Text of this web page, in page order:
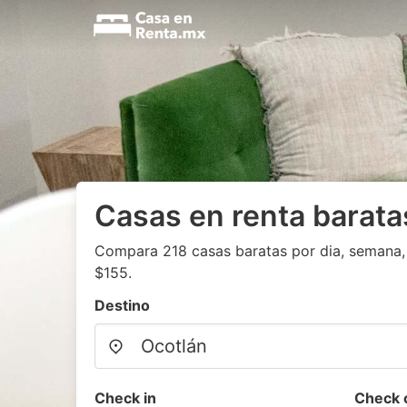
Casas en renta
Compara 218 casas baratas por dia,
$155.
Destino
Check in Check